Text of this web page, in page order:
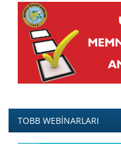
TOBB WEBİNARLARI